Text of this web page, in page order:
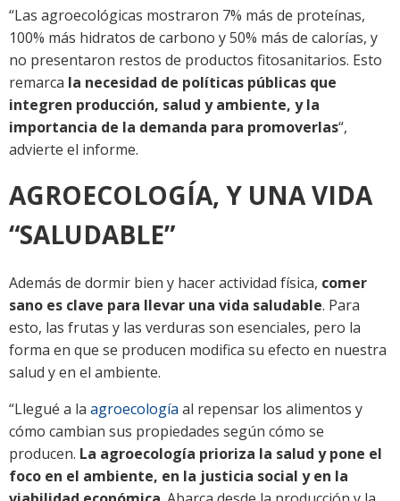
“Las agroecológicas mostraron 7% más de proteínas,
100% más hidratos de carbono y 50% más de calorías, y
no presentaron restos de productos fitosanitarios. Esto
remarca la necesidad de políticas públicas que
integren producción, salud y ambiente, y la
importancia de la demanda para promoverlas“,
advierte el informe.
AGROECOLOGÍA, Y UNA VIDA
“SALUDABLE”
Además de dormir bien y hacer actividad física, comer
sano es clave para llevar una vida saludable. Para
esto, las frutas y las verduras son esenciales, pero la
forma en que se producen modifica su efecto en nuestra
salud y en el ambiente.
“Llegué a la agroecología al repensar los alimentos y
cómo cambian sus propiedades según cómo se
producen. La agroecología prioriza la salud y pone el
foco en el ambiente, en la justicia social y en la